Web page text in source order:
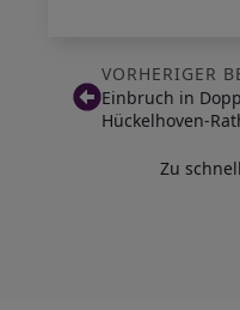
VORHERIGER
Einbruch in
Hückelhoven-
Zu